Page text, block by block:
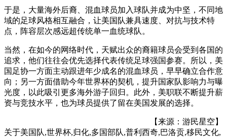
于是，大量海外后裔、混血球员加入球队并成为中坚，不同地
域的足球风格相互融合，让美国队兼具速度、对抗与技术特
点，阵容层次感远超传统单一血统球队。
当然，在如今的网络时代，天赋出众的裔籍球员会受到各国的
追求，他们往往会优先选择代表传统足球强国参赛。所以，美
国足协一方面主动跟进年少成名的混血球员，早早确立合作意
向；另一方面借助今年世界杯的契机，提升国家队影响力与曝
光度，以此吸引更多海外游子回归。此外，美职联不断提升薪
资与竞技水平，也为球员提供了留在美国发展的选择。
【来源：游民星空】
关于美国队,世界杯,归化,多国部队,普利西奇,巴洛贡,移民文化,